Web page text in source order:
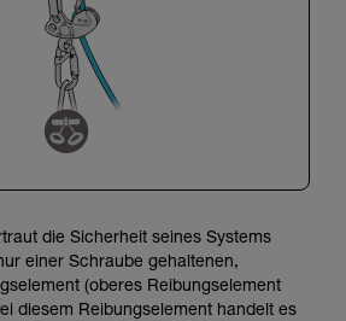
die Sicherheit seines Systems
einer Schraube gehaltenen,
(oberes Reibungselement
diesem Reibungselement handelt es